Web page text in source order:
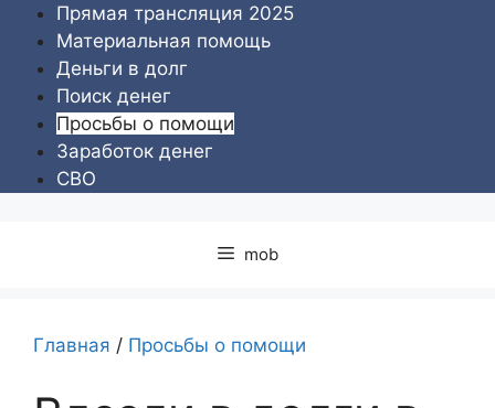
Перейти
содержимому
Прямая трансляция 2025
Материальная помощь
Деньги в долг
Поиск денег
Просьбы о помощи
Заработок денег
СВО
mob
Главная / Просьбы о помощи